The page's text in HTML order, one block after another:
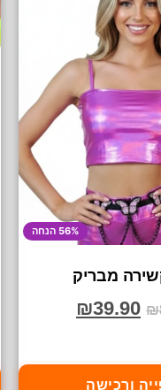
56% הנחה
מבריק
₪
₪39.90
ורכישה